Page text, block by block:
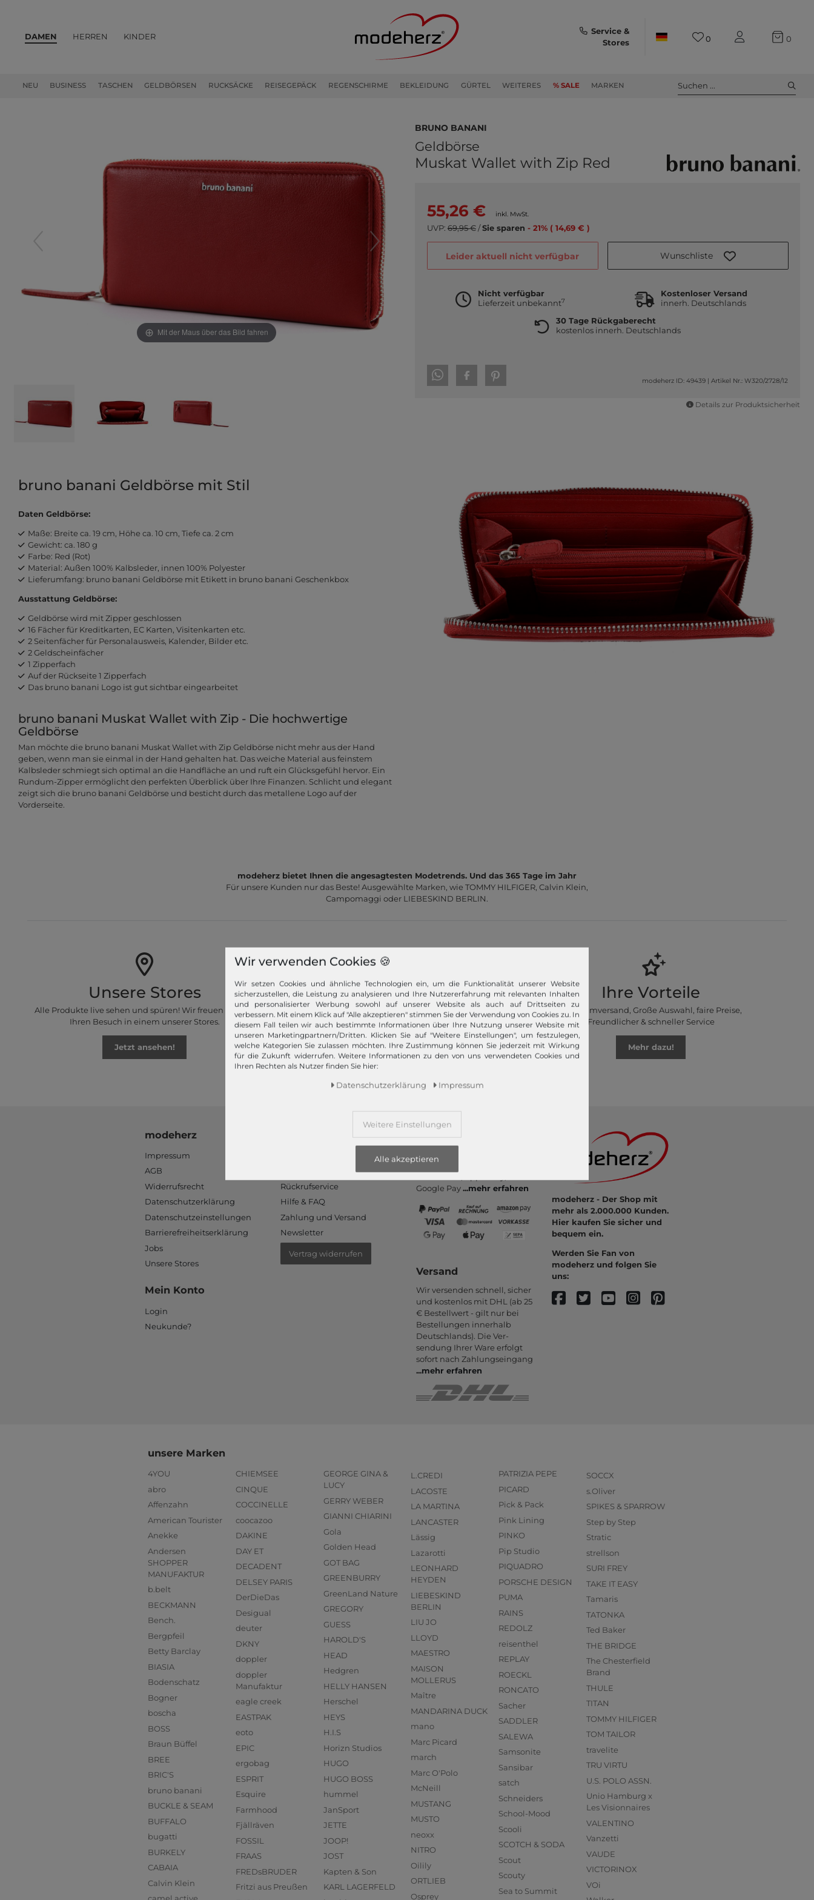
DAMEN
NEU BUSINESS TASCHEN GELDBÖRSEN RUCKSÄCKE REISEGEPÄCK REGENSCHIRME BEKLEIDUNG GÜRTEL WEITERES % SALE MARKEN
HERREN KINDER
Service &
Stores
0 0
Suchen ...
Mit der Maus über das Bild fahren
bruno banani
Geldbörse
Muskat Wallet with Zip Red
55,26 € inkl. MwSt.
UVP: 69,95 €/Sie sparen - 21% ( 14,69 € )
Leider aktuell nicht verfügbar Wunschliste
Nicht verfügbar
Lieferzeit unbekannt7
Kostenloser Versand
innerh. Deutschlands
30 Tage Rückgaberecht
kostenlos innerh. Deutschlands
modeherz ID: 49439 |Artikel Nr.: W320/2728/12
Details zur Produktsicherheit
bruno banani Geldbörse mit Stil
Daten Geldbörse:
Maße: Breite ca. 19 cm, Höhe ca. 10 cm, Tiefe ca. 2 cm
Gewicht: ca. 180 g
Farbe: Red (Rot)
Material: Außen 100% Kalbsleder, innen 100% Polyester
Lieferumfang: bruno banani Geldbörse mit Etikett in bruno banani Geschenkbox
Ausstattung Geldbörse:
Geldbörse wird mit Zipper geschlossen
16 Fächer für Kreditkarten, EC Karten, Visitenkarten etc.
2 Seitenfächer für Personalausweis, Kalender, Bilder etc.
2 Geldscheinfächer
1 Zipperfach
Auf der Rückseite 1 Zipperfach
Das bruno banani Logo ist gut sichtbar eingearbeitet
bruno banani Muskat Wallet with Zip - Die hochwertige
Geldbörse
Man möchte die bruno banani Muskat Wallet with Zip Geldbörse nicht mehr aus der Hand
geben, wenn man sie einmal in der Hand gehalten hat. Das weiche Material aus feinstem
Kalbsleder schmiegt sich optimal an die Handfläche an und ruft ein Glücksgefühl hervor. Ein
Rundum-Zipper ermöglicht den perfekten Überblick über Ihre Finanzen. Schlicht und elegant
zeigt sich die bruno banani Geldbörse und besticht durch das metallene Logo auf der
Vorderseite.
modeherz bietet Ihnen die angesagtesten Modetrends. Und das 365 Tage im Jahr
Für unsere Kunden nur das Beste! Ausgewählte Marken, wie TOMMY HILFIGER, Calvin Klein,
Campomaggi oder LIEBESKIND BERLIN.
Unsere Stores
Alle Produkte live sehen und spüren! Wir freuen uns auf
Ihren Besuch in einem unserer Stores.
Jetzt ansehen!
Schneller Versand!
Wir versenden Ihre Bestellung schnell per
Premiumversand.
Mehr dazu!
Ihre Vorteile
Premiumversand, Große Auswahl, faire Preise,
Freundlicher & schneller Service
Mehr dazu!
modeherz
Impressum
AGB
Widerrufsrecht
Datenschutzerklärung
Datenschutzeinstellungen
Barrierefreiheitserklärung
Jobs
Unsere Stores
Mein Konto
Login
Neukunde?
Rückrufservice
Hilfe & FAQ
Zahlung und Versand
Newsletter
Vertrag widerrufen
Amazon Pay, Vor­kasse,
Google Pay...mehr erfahren
Versand
Wir versenden schnell, sicher
und kostenlos mit DHL (ab 25
€ Bestell­wert - gilt nur bei
Bestel­lungen inner­halb
Deutsch­lands). Die Ver­
sendung Ihrer Ware er­folgt
sofort nach Zahlungs­eingang
...mehr erfahren
modeherz - Der Shop mit
mehr als 2.000.000 Kunden.
Hier kaufen Sie sicher und
bequem ein.
Werden Sie Fan von
modeherz und folgen Sie
uns:
unsere Marken
4YOU
abro
Affenzahn
American Tourister
Anekke
Andersen
SHOPPER
MANUFAKTUR
b.belt
BECKMANN
Bench.
Bergpfeil
Betty Barclay
BIASIA
Bodenschatz
Bogner
boscha
BOSS
Braun Büffel
BREE
BRIC'S
bruno banani
BUCKLE & SEAM
BUFFALO
bugatti
BURKELY
CABAIA
Calvin Klein
CHIEMSEE
CINQUE
COCCINELLE
coocazoo
DAKINE
DAY ET
DECADENT
DELSEY PARIS
DerDieDas
Desigual
deuter
DKNY
doppler
doppler
Manufaktur
eagle creek
EASTPAK
eoto
EPIC
ergobag
ESPRIT
Esquire
Farmhood
Fjällräven
FOSSIL
FRAAS
FREDsBRUDER
Fritzi aus Preußen
GEORGE GINA &
LUCY
GERRY WEBER
GIANNI CHIARINI
Gola
Golden Head
GOT BAG
GREENBURRY
GreenLand Nature
GREGORY
GUESS
HAROLD'S
HEAD
Hedgren
HELLY HANSEN
Herschel
HEYS
H.I.S
Horizn Studios
HUGO
HUGO BOSS
hummel
JanSport
JETTE
JOOP!
JOST
Kapten & Son
KARL LAGERFELD
L.CREDI
LACOSTE
LA MARTINA
LANCASTER
Lässig
Lazarotti
LEONHARD
HEYDEN
LIEBESKIND
BERLIN
LIU JO
LLOYD
MAESTRO
MAISON
MOLLERUS
Maître
MANDARINA DUCK
mano
Marc Picard
march
Marc O'Polo
McNeill
MUSTANG
MUSTO
neoxx
NITRO
Oilily
ORTLIEB
Osprey
PATRIZIA PEPE
PICARD
Pick & Pack
Pink Lining
PINKO
Pip Studio
PIQUADRO
PORSCHE DESIGN
PUMA
RAINS
REDOLZ
reisenthel
REPLAY
ROECKL
RONCATO
Sacher
SADDLER
SALEWA
Samsonite
Sansibar
satch
Schneiders
School-Mood
Scooli
SCOTCH & SODA
Scout
Scouty
Sea to Summit
SOCCX
s.Oliver
SPIKES & SPARROW
Step by Step
Stratic
strellson
SURI FREY
TAKE IT EASY
Tamaris
TATONKA
Ted Baker
THE BRIDGE
The Chesterfield
Brand
THULE
TITAN
TOMMY HILFIGER
TOM TAILOR
travelite
TRU VIRTU
U.S. POLO ASSN.
Unio Hamburg x
Les Visionnaires
VALENTINO
Vanzetti
VAUDE
VICTORINOX
VOi
Wir verwenden Cookies 🍪
Wir setzen Cookies und ähnliche Technologien ein, um die Funktionalität unserer Website
sicherzustellen, die Leistung zu analysieren und Ihre Nutzererfahrung mit relevanten Inhalten
und personalisierter Werbung sowohl auf unserer Website als auch auf Drittseiten zu
verbessern. Mit einem Klick auf "Alle akzeptieren" stimmen Sie der Verwendung von Cookies zu. In
diesem Fall teilen wir auch bestimmte Informationen über Ihre Nutzung unserer Website mit
unseren Marketingpartnern/Dritten. Klicken Sie auf "Weitere Einstellungen", um festzulegen,
welche Kategorien Sie zulassen möchten. Ihre Zustimmung können Sie jederzeit mit Wirkung
für die Zukunft widerrufen. Weitere Informationen zu den von uns verwendeten Cookies und
Ihren Rechten als Nutzer finden Sie hier:
Daten­schutz­erklärung Impressum
Weitere Einstellungen
Alle akzeptieren